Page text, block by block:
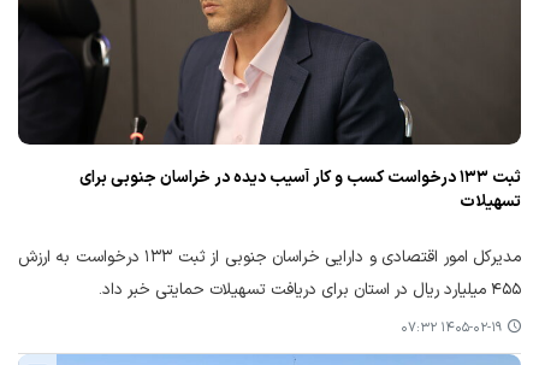
ثبت ۱۳۳ درخواست کسب و کار آسیب دیده در خراسان جنوبی برای
تسهیلات
مدیرکل امور اقتصادی و دارایی خراسان جنوبی از ثبت ۱۳۳ درخواست به ارزش
۴۵۵ میلیارد ریال در استان برای دریافت تسهیلات حمایتی خبر داد.
۱۴۰۵-۰۲-۱۹ ۰۷:۳۲